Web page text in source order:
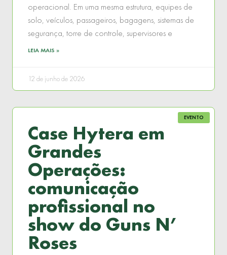
operacional. Em uma mesma estrutura, equipes de
solo, veículos, passageiros, bagagens, sistemas de
segurança, torre de controle, supervisores e
LEIA MAIS »
12 de junho de 2026
EVENTO
Case Hytera em
Grandes
Operações:
comunicação
profissional no
show do Guns N’
Roses